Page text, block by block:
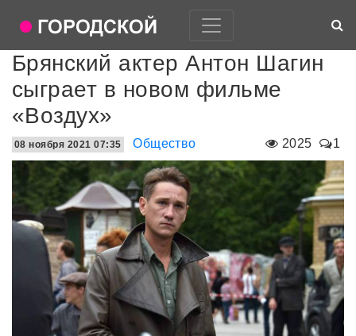
Брянский актер Антон Шагин
сыграет в новом фильме
«Воздух»
2025 1
08 ноября 2021 07:35 Общество